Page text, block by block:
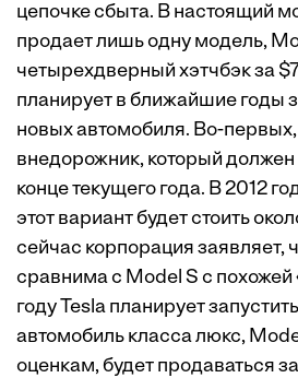
цепочке сбыта. В настоящий
продает лишь одну модель,
четырехдверный хэтчбэк за
планирует в ближайшие годы
новых автомобиля. Во-первых,
внедорожник, который
конце текущего года. В 2012
этот вариант будет стоить
сейчас корпорация заявляет,
сравнима с Model S с похожей
году Tesla планирует
автомобиль класса люкс,
оценкам, будет продаваться